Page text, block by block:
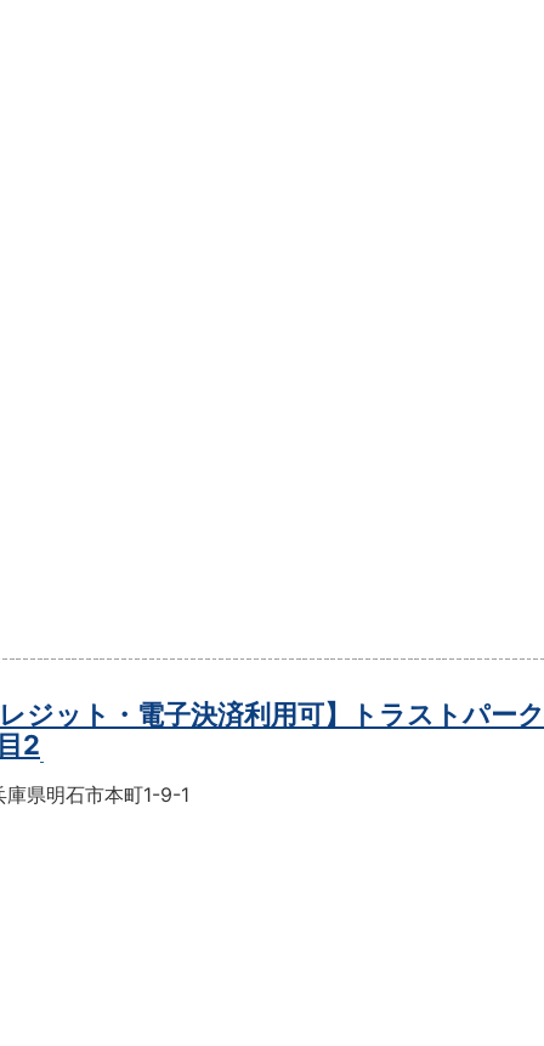
レジット・電子決済利用可】トラストパー
2
庫県明石市本町1-9-1